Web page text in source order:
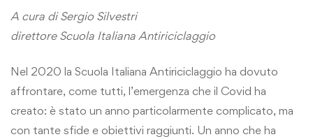
A cura di Sergio Silvestri
direttore Scuola Italiana Antiriciclaggio
Nel 2020 la Scuola Italiana Antiriciclaggio ha dovuto
affrontare, come tutti, l’emergenza che il Covid ha
creato: è stato un anno particolarmente complicato, ma
con tante sfide e obiettivi raggiunti. Un anno che ha